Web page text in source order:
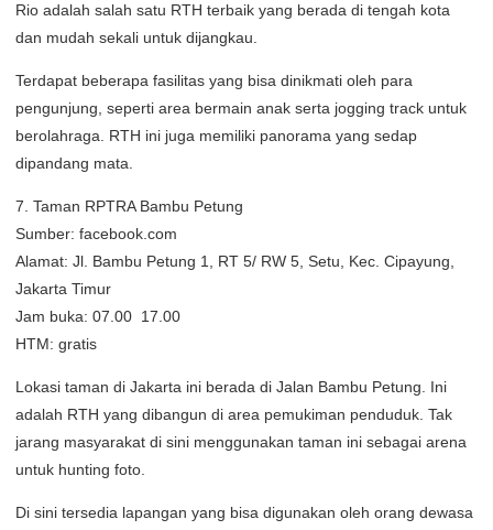
Rio adalah salah satu RTH terbaik yang berada di tengah kota
dan mudah sekali untuk dijangkau.
Terdapat beberapa fasilitas yang bisa dinikmati oleh para
pengunjung, seperti area bermain anak serta jogging track untuk
berolahraga. RTH ini juga memiliki panorama yang sedap
dipandang mata.
7. Taman RPTRA Bambu Petung
Sumber: facebook.com
Alamat: Jl. Bambu Petung 1, RT 5/ RW 5, Setu, Kec. Cipayung,
Jakarta Timur
Jam buka: 07.00  17.00
HTM: gratis
Lokasi taman di Jakarta ini berada di Jalan Bambu Petung. Ini
adalah RTH yang dibangun di area pemukiman penduduk. Tak
jarang masyarakat di sini menggunakan taman ini sebagai arena
untuk hunting foto.
Di sini tersedia lapangan yang bisa digunakan oleh orang dewasa